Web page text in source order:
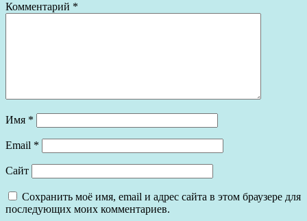
Комментарий *
Имя *
Email *
Сайт
Сохранить моё имя, email и адрес сайта в этом браузере для
последующих моих комментариев.